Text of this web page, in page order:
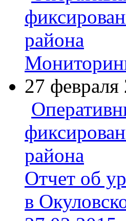
района
27 февраля
района
Отчет об
в